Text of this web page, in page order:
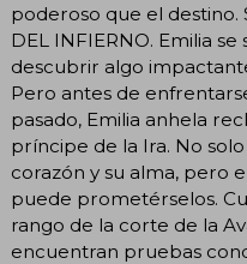
poderoso que el destino.
DEL INFIERNO. Emilia
descubrir algo
Pero antes de
pasado, Emilia anhela
príncipe de la Ira. No
corazón y su alma, pero
puede prometérselos.
rango de la corte de la
encuentran pruebas